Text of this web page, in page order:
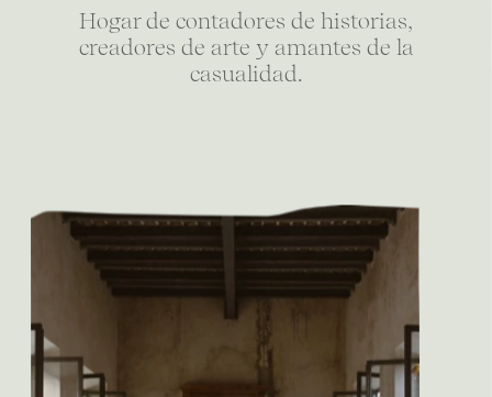
Hogar de contadores de historias,
creadores de arte y amantes de la
casualidad.